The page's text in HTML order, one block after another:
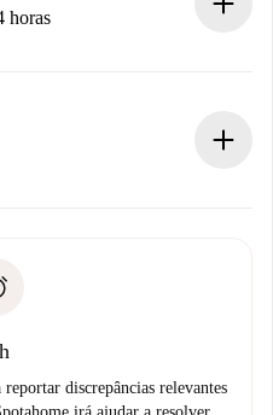
horas
nada e ofereceremos
discrepâncias relevantes